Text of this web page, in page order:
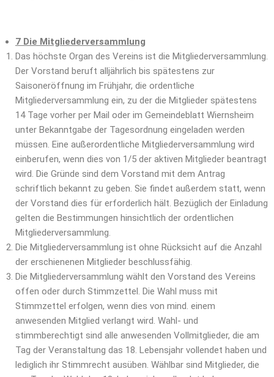
7 Die Mitgliederversammlung
Das höchste Organ des Vereins ist die Mitgliederversammlung.
Der Vorstand beruft alljährlich bis spätestens zur
Saisoneröffnung im Frühjahr, die ordentliche
Mitgliederversammlung ein, zu der die Mitglieder spätestens
14 Tage vorher per Mail oder im Gemeindeblatt Wiernsheim
unter Bekanntgabe der Tagesordnung eingeladen werden
müssen. Eine außerordentliche Mitgliederversammlung wird
einberufen, wenn dies von 1/5 der aktiven Mitglieder beantragt
wird. Die Gründe sind dem Vorstand mit dem Antrag
schriftlich bekannt zu geben. Sie findet außerdem statt, wenn
der Vorstand dies für erforderlich hält. Bezüglich der Einladung
gelten die Bestimmungen hinsichtlich der ordentlichen
Mitgliederversammlung.
Die Mitgliederversammlung ist ohne Rücksicht auf die Anzahl
der erschienenen Mitglieder beschlussfähig.
Die Mitgliederversammlung wählt den Vorstand des Vereins
offen oder durch Stimmzettel. Die Wahl muss mit
Stimmzettel erfolgen, wenn dies von mind. einem
anwesenden Mitglied verlangt wird. Wahl- und
stimmberechtigt sind alle anwesenden Vollmitglieder, die am
Tag der Veranstaltung das 18. Lebensjahr vollendet haben und
lediglich ihr Stimmrecht ausüben. Wählbar sind Mitglieder, die